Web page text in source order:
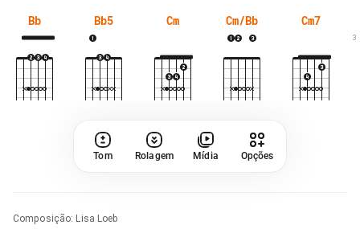
Bb Bb5 Cm Cm/Bb Cm7
3
Tom Rolagem Mídia Opções
Composição: Lisa Loeb